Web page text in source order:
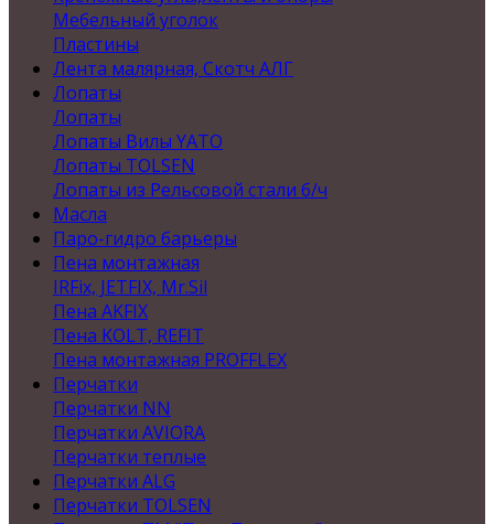
Мебельный уголок
Пластины
Лента малярная, Скотч АЛГ
Лопаты
Лопаты
Лопаты Вилы YATO
Лопаты TOLSEN
Лопаты из Рельсовой стали б/ч
Масла
Паро-гидро барьеры
Пена монтажная
IRFix, JETFIX, Mr.Sil
Пена AKFIX
Пена KOLT, REFIT
Пена монтажная PROFFLEX
Перчатки
Перчатки NN
Перчатки AVIORA
Перчатки теплые
Перчатки ALG
Перчатки TOLSEN